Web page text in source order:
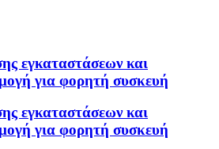
εγκαταστάσεων και
για φορητή συσκευή
εγκαταστάσεων και
για φορητή συσκευή